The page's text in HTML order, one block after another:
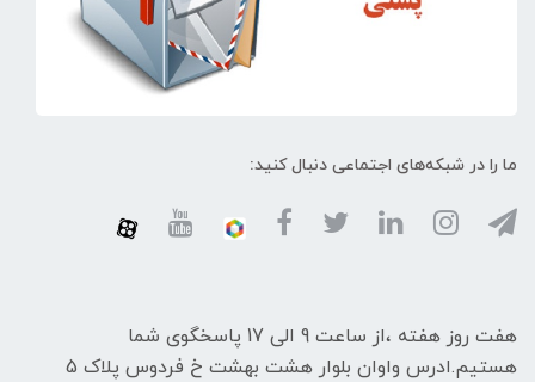
ما را در شبکه‌های اجتماعی دنبال کنید:
هفت روز هفته ،از ساعت 9 الی 17 پاسخگوی شما
هستیم.ادرس واوان بلوار هشت بهشت خ فردوس پلاک 5